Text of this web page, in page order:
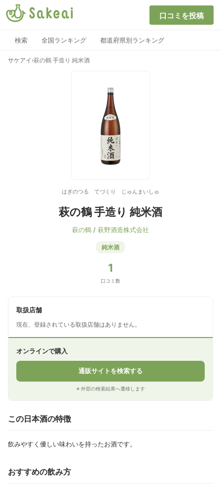
口コミを投稿
検索 全国ランキング 都道府県別ランキング
サケアイ ›萩の鶴 手造り 純米酒
はぎのつる てづくり じゅんまいしゅ
萩の鶴 手造り 純米酒
萩の鶴 / 萩野酒造株式会社
純米酒
1
口コミ数
取扱店舗
現在、登録されている取扱店舗はありません。
オンラインで購入
通販サイトを検索する
※ 外部の検索結果へ遷移します
この日本酒の特徴
飲みやすく優しい味わいを持ったお酒です。
おすすめの飲み方